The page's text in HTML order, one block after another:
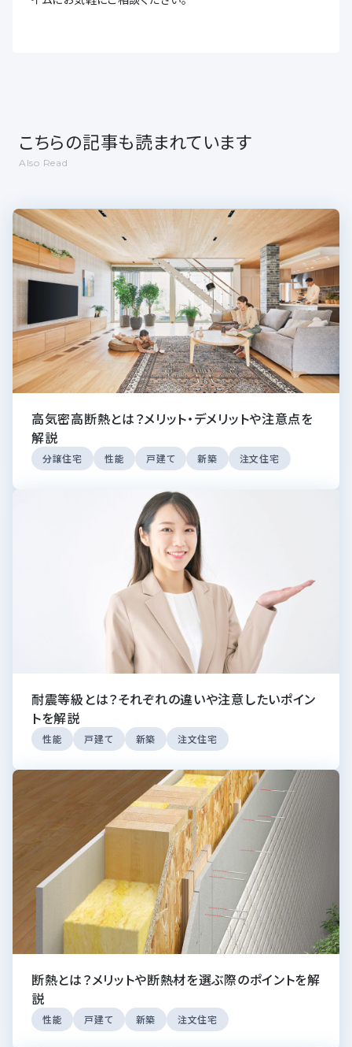
こちらの記事も読まれています
Also Read
高気密高断熱とは？メリット・デメリットや注意点を
解説
分譲住宅 性能 戸建て 新築 注文住宅
耐震等級とは？それぞれの違いや注意したいポイン
トを解説
性能 戸建て 新築 注文住宅
断熱とは？メリットや断熱材を選ぶ際のポイントを解
説
性能 戸建て 新築 注文住宅